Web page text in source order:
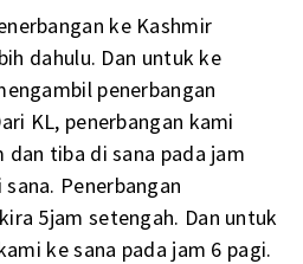
ke Kashmir
dahulu. Dan untuk ke
penerbangan
KL, penerbangan kami
dan tiba di sana pada jam
Penerbangan
5jam setengah. Dan untuk
ke sana pada jam 6 pagi.